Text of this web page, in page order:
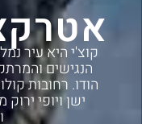
קוצ'י היא עיר
הנגישים
הודו. רחובות
ישן ויופי